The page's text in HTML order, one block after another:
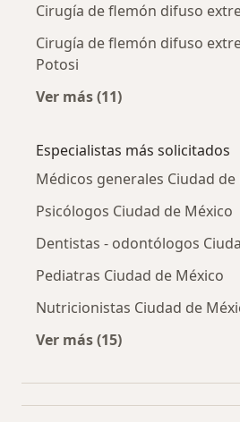
Cirugía de flemón difuso
Cirugía de flemón difuso
Potosi
Ver más (11)
Especialistas más solicitados
Médicos generales Ciudad de
Psicólogos Ciudad de México
Dentistas - odontólogos
Pediatras Ciudad de México
Nutricionistas Ciudad de
Ver más (15)